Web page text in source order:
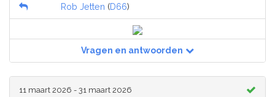
Rob Jetten (D66)
Vragen en antwoorden
11 maart 2026 - 31 maart 2026